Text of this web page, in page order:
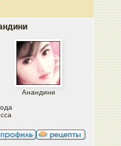
Анандини